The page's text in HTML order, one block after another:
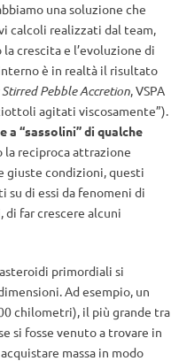
una soluzione che
calcoli realizzati dal team,
crescita e l’evoluzione di
è in realtà il risultato
Pebble Accretion, VSPA
agitati viscosamente”).
“sassolini” di qualche
reciproca attrazione
giuste condizioni, questi
di essi da fenomeni di
far crescere alcuni
primordiali si
Ad esempio, un
chilometri), il più grande tra
si fosse venuto a trovare in
massa in modo